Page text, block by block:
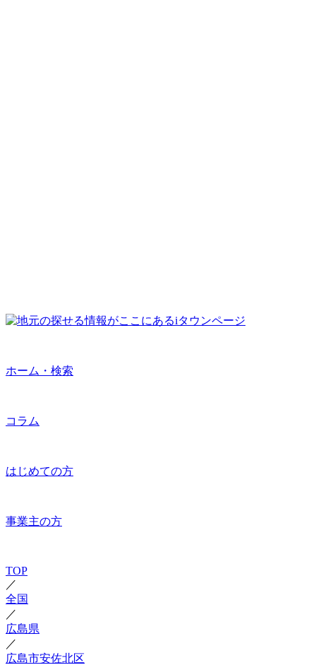
ホーム・検索
コラム
はじめての方
事業主の方
TOP
／
全国
／
広島県
／
広島市安佐北区